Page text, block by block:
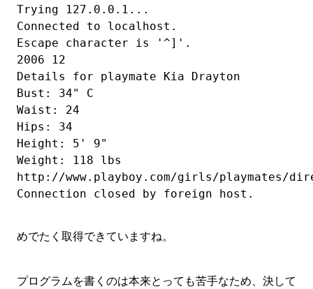
Trying 127.0.0.1...
Connected to localhost.
Escape character is '^]'.
2006 12
Details for playmate Kia Drayton
Bust: 34" C
Waist: 24
Hips: 34
Height: 5' 9"
Weight: 118 lbs
http://www.playboy.com/girls/playmates/
Connection closed by foreign host.
めでたく取得できていますね。
プログラムを書くのは本来とっても苦手なため、決して